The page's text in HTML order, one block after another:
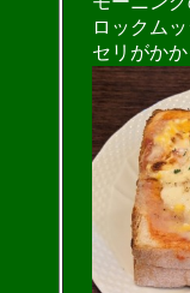
ロックム
セリがかか